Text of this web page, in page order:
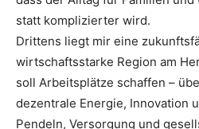
statt komplizierter wird.
Drittens liegt mir eine
wirtschaftsstarke Region am
soll Arbeitsplätze schaffen –
dezentrale Energie, Innovation
Pendeln, Versorgung und